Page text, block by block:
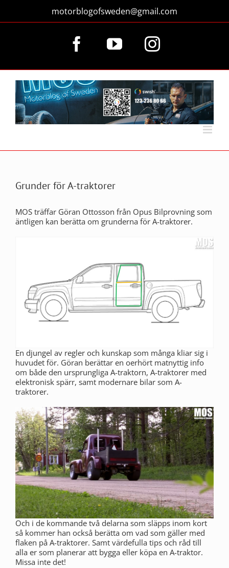
innehållet
motorblogofsweden@gmail.com
FacebookYouTubeInstagram
Grunder för A-traktorer
MOS träffar Göran Ottosson från Opus Bilprovning som
äntligen kan berätta om grunderna för A-traktorer.
En djungel av regler och kunskap som många kliar sig i
huvudet för. Göran berättar en oerhört matnyttig info
om både den ursprungliga A-traktorn, A-traktorer med
elektronisk spärr, samt modernare bilar som A-
traktorer.
Och i de kommande två delarna som släpps inom kort
så kommer han också berätta om vad som gäller med
flaken på A-traktorer. Samt värdefulla tips och råd till
alla er som planerar att bygga eller köpa en A-traktor.
Missa inte det!